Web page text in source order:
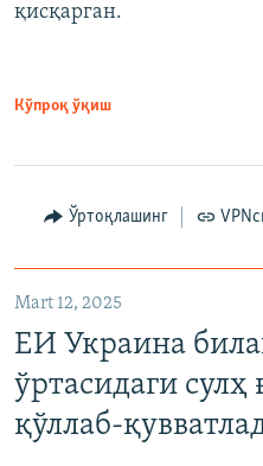
қисқарган.
Кўпроқ ўқиш
Ўртоқлашинг
Mart 12, 2025
ЕИ Украина
ўртасидаги сулҳ
қўллаб-